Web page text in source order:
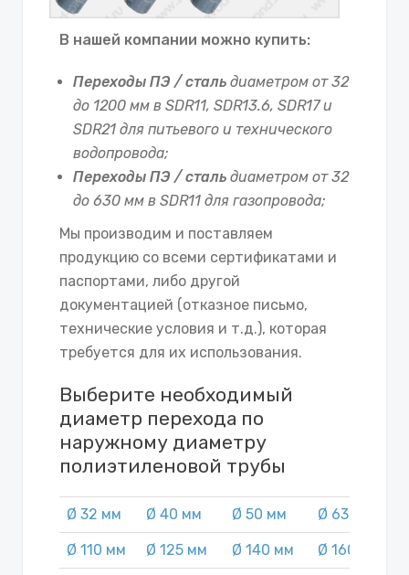
В нашей компании можно купить:
Переходы ПЭ / сталь диаметром от 32
до 1200 мм в SDR11, SDR13.6, SDR17 и
SDR21 для питьевого и технического
водопровода;
Переходы ПЭ / сталь диаметром от 32
до 630 мм в SDR11 для газопровода;
Мы производим и поставляем
продукцию со всеми сертификатами и
паспортами, либо другой
документацией (отказное письмо,
технические условия и т.д.), которая
требуется для их использования.
Выберите необходимый
диаметр перехода по
наружному диаметру
полиэтиленовой трубы
Ø 32 мм Ø 40 мм Ø 50 мм Ø 63 мм
Ø 110 мм Ø 125 мм Ø 140 мм Ø 160 мм